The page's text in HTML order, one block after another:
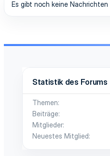
Es gibt noch keine Nachrichten
Statistik des Forums
Themen
Beiträge
Mitglieder
Neuestes Mitglied